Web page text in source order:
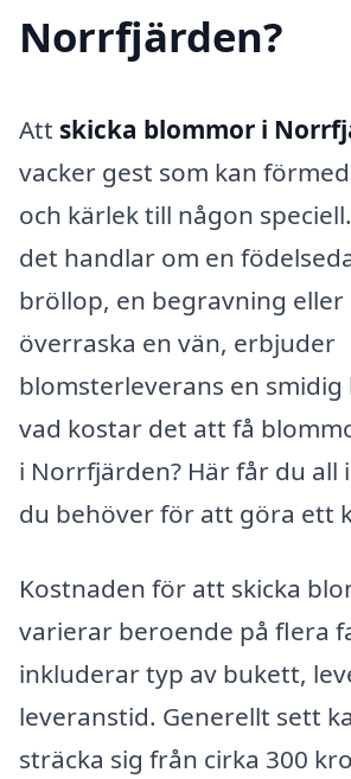
Norrfjärden?
Att skicka blommor i
vacker gest som kan
och kärlek till någon
det handlar om en
bröllop, en begravning
överraska en vän, erbjuder
blomsterleverans en smidig
vad kostar det att få
i Norrfjärden? Här får du all
du behöver för att göra ett
Kostnaden för att skicka
varierar beroende på flera
inkluderar typ av bukett,
leveranstid. Generellt sett
sträcka sig från cirka 300